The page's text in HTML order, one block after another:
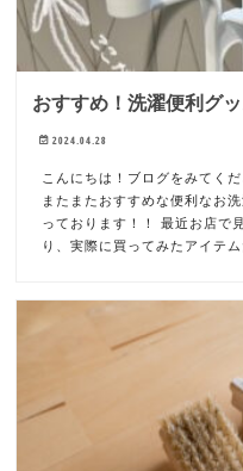
おすすめ！洗濯便利グ
2024.04.28
こんにちは！ブログをみてく
またまたおすすめな便利なお
っております！！ 最近お店で
り、実際に買ってみたアイテ